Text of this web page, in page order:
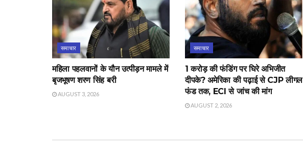
समाचार
महिला पहलवानों के यौन उत्पीड़न मामले में
बृजभूषण शरण सिंह बरी
AUGUST 3, 2026
समाचार
1 करोड़ की फंडिंग पर घिरे अभिजीत
दीपके? अमेरिका की पढ़ाई से CJP लीगल
फंड तक, ECI से जांच की मांग
AUGUST 2, 2026